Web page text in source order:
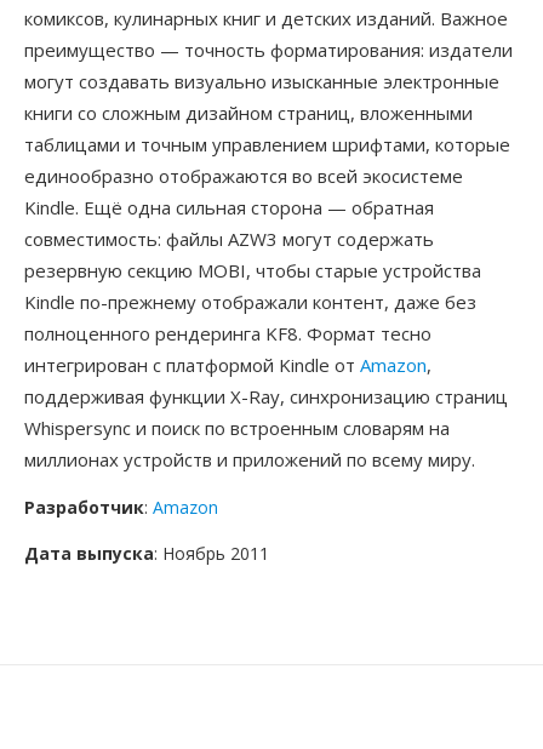
комиксов, кулинарных книг и детских изданий. Важное
преимущество — точность форматирования: издатели
могут создавать визуально изысканные электронные
книги со сложным дизайном страниц, вложенными
таблицами и точным управлением шрифтами, которые
единообразно отображаются во всей экосистеме
Kindle. Ещё одна сильная сторона — обратная
совместимость: файлы AZW3 могут содержать
резервную секцию MOBI, чтобы старые устройства
Kindle по-прежнему отображали контент, даже без
полноценного рендеринга KF8. Формат тесно
интегрирован с платформой Kindle от Amazon,
поддерживая функции X-Ray, синхронизацию страниц
Whispersync и поиск по встроенным словарям на
миллионах устройств и приложений по всему миру.
Разработчик: Amazon
Дата выпуска: Ноябрь 2011